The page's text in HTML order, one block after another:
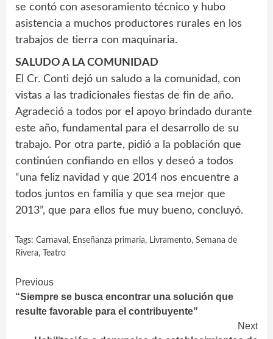
se contó con asesoramiento técnico y hubo
asistencia a muchos productores rurales en los
trabajos de tierra con maquinaria.
SALUDO A LA COMUNIDAD
El Cr. Conti dejó un saludo a la comunidad, con
vistas a las tradicionales fiestas de fin de año.
Agradeció a todos por el apoyo brindado durante
este año, fundamental para el desarrollo de su
trabajo. Por otra parte, pidió a la población que
continúen confiando en ellos y deseó a todos
“una feliz navidad y que 2014 nos encuentre a
todos juntos en familia y que sea mejor que
2013”, que para ellos fue muy bueno, concluyó.
Tags: Carnaval , Enseñanza primaria, Livramento, Semana de
Rivera, Teatro
Continue
Reading
Previous
“Siempre se busca encontrar una solución que
resulte favorable para el contribuyente”
Next